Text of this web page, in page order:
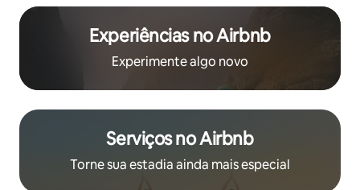
Experiências no Airbnb
Experimente algo novo
Serviços no Airbnb
Torne sua estadia ainda mais especial